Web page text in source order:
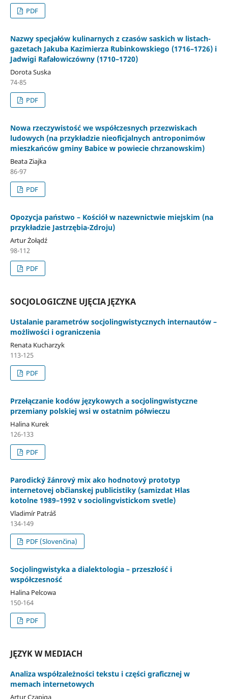
PDF
Nazwy specjałów kulinarnych z czasów saskich w listach-
gazetach Jakuba Kazimierza Rubinkowskiego (1716–1726) i
Jadwigi Rafałowiczówny (1710–1720)
Dorota Suska
74-85
PDF
Nowa rzeczywistość we współczesnych przezwiskach
ludowych (na przykładzie nieoficjalnych antroponimów
mieszkańców gminy Babice w powiecie chrzanowskim)
Beata Ziajka
86-97
PDF
Opozycja państwo – Kościół w nazewnictwie miejskim (na
przykładzie Jastrzębia-Zdroju)
Artur Żołądź
98-112
PDF
SOCJOLOGICZNE UJĘCIA JĘZYKA
Ustalanie parametrów socjolingwistycznych internautów –
możliwości i ograniczenia
Renata Kucharzyk
113-125
PDF
Przełączanie kodów językowych a socjolingwistyczne
przemiany polskiej wsi w ostatnim półwieczu
Halina Kurek
126-133
PDF
Parodický žánrový mix ako hodnotový prototyp
internetovej občianskej publicistiky (samizdat Hlas
kotolne 1989–1992 v sociolingvistickom svetle)
Vladimír Patráš
134-149
PDF (Slovenčina)
Socjolingwistyka a dialektologia – przeszłość i
współczesność
Halina Pelcowa
150-164
PDF
JĘZYK W MEDIACH
Analiza współzależności tekstu i części graficznej w
memach internetowych
Artur Czapiga